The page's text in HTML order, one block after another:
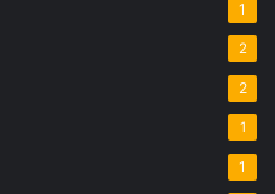
1
2
2
1
1